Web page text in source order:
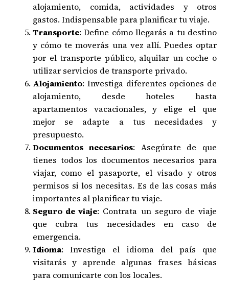
alojamiento, comida, actividades y otros
gastos. Indispensable para planificar tu viaje.
Transporte: Define cómo llegarás a tu destino
y cómo te moverás una vez allí. Puedes optar
por el transporte público, alquilar un coche o
utilizar servicios de transporte privado.
Alojamiento: Investiga diferentes opciones de
alojamiento, desde hoteles hasta
apartamentos vacacionales, y elige el que
mejor se adapte a tus necesidades y
presupuesto.
Documentos necesarios: Asegúrate de que
tienes todos los documentos necesarios para
viajar, como el pasaporte, el visado y otros
permisos si los necesitas. Es de las cosas más
importantes al planificar tu viaje.
Seguro de viaje: Contrata un seguro de viaje
que cubra tus necesidades en caso de
emergencia.
Idioma: Investiga el idioma del país que
visitarás y aprende algunas frases básicas
para comunicarte con los locales.